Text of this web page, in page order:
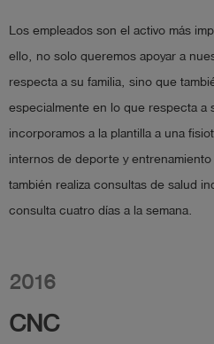
Los empleados son el activo más
ello, no solo queremos apoyar a
respecta a su familia, sino que
especialmente en lo que respecta a
incorporamos a la plantilla a una
internos de deporte y
también realiza consultas de salud
consulta cuatro días a la semana.
2016
CNC